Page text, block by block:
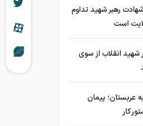
رهبر شهید تداوم
است
شهید انقلاب از سوی
عربستان؛ پیمان
کار